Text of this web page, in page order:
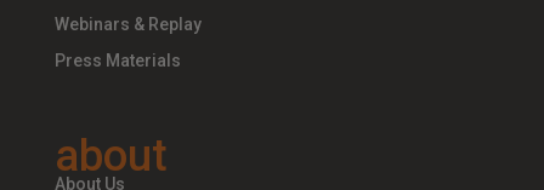
Webinars & Replay
Press Materials
about
About Us